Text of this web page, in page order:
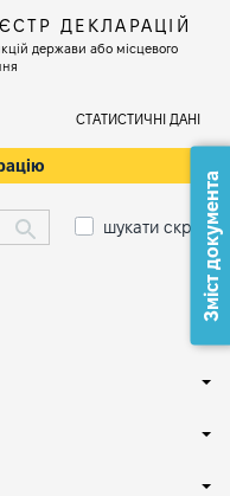
ДЕКЛАРАЦІЙ
держави або місцевого
СТАТИСТИЧНІ ДАНІ
шукати скрізьЗміст документа